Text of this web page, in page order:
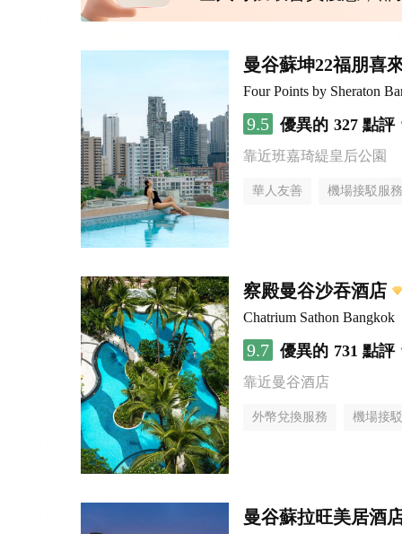
曼谷蘇坤22福朋喜
Four Points by Sheraton
9.5 優異的 327 點評
靠近班嘉琦緹皇后公園
華人友善 機場接駁服務
察殿曼谷沙吞酒店
Chatrium Sathon Bangkok
9.7 優異的 731 點評
靠近曼谷酒店
外幣兌換服務 機場接
曼谷蘇拉旺美居酒